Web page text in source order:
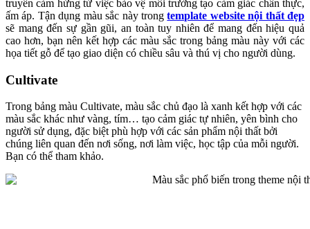
truyền cảm hứng từ việc bảo vệ môi trường tạo cảm giác chân thực,
ấm áp. Tận dụng màu sắc này trongtemplate website nội thất đẹp
sẽ mang đến sự gần gũi, an toàn tuy nhiên để mang đến hiệu quả
cao hơn, bạn nên kết hợp các màu sắc trong bảng màu này với các
họa tiết gỗ để tạo giao diện có chiều sâu và thú vị cho người dùng.
Cultivate
Trong bảng màu Cultivate, màu sắc chủ đạo là xanh kết hợp với các
màu sắc khác như vàng, tím… tạo cảm giác tự nhiên, yên bình cho
người sử dụng, đặc biệt phù hợp với các sản phẩm nội thất bởi
chúng liên quan đến nơi sống, nơi làm việc, học tập của mỗi người.
Bạn có thể tham khảo.